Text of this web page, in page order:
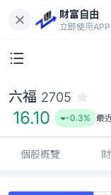
財富自由
立即使用
六福 2705
16.10 -0.3% 最
個股概覽